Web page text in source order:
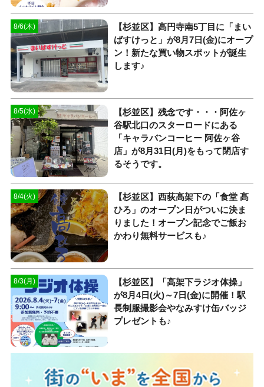
8/6(木)
【杉並区】高円寺南5丁目に「まい
ばすけっと」が8月7日(金)にオープ
ン！新たな買い物スポットが誕生
します♪
8/5(水)
【杉並区】残念です・・・阿佐ヶ
谷駅北口のスターロードにある
「キャラバンコーヒー 阿佐ヶ谷
店」が8月31日(月)をもって閉店す
るそうです。
8/4(火)
【杉並区】西荻高架下の「食堂 髙
ひろ」のオープン日がついに決ま
りました！オープン記念でご飯お
かわり無料サービスも♪
8/3(月)
【杉並区】「高架下ラジオ体操」
が8月4日(火)～7日(金)に開催！駅
長制服撮影会やなみすけ缶バッジ
プレゼントも♪